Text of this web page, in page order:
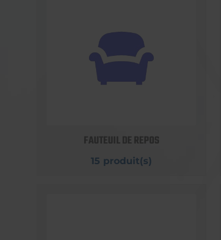
FAUTEUIL DE REPOS
15 produit(s)